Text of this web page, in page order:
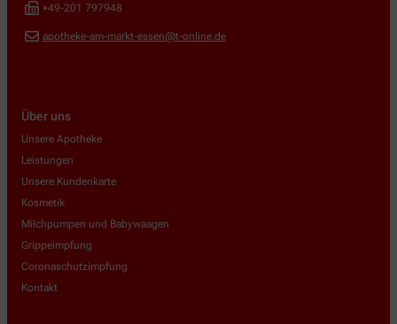
+49-201 797948
apotheke-am-markt-essen@t-online.de
Über uns
Unsere Apotheke
Leistungen
Unsere Kundenkarte
Kosmetik
Milchpumpen und Babywaagen
Grippeimpfung
Coronaschutzimpfung
Kontakt